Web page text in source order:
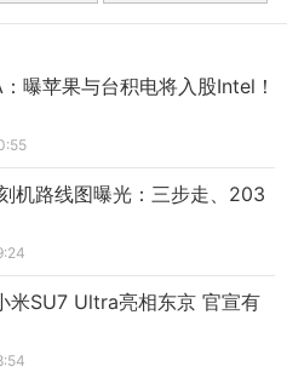
曝苹果与台积电将入股Intel！
机路线图曝光：三步走、203
米SU7 Ultra亮相东京 官宣有